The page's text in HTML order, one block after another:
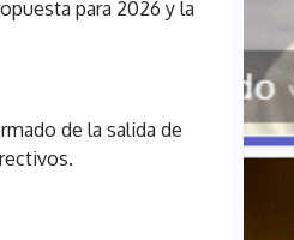
para 2026 y la
de la salida de